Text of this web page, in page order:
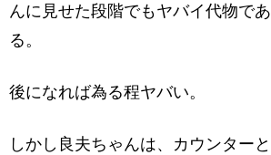
んに見せた段階でもヤバイ代物であ
る。
後になれば為る程ヤバい。
しかし良夫ちゃんは、カウンターと